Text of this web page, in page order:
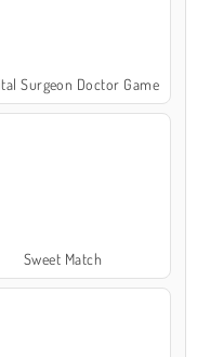
Surgeon Doctor Game
Sweet Match